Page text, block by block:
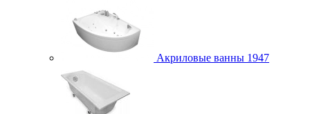
Акриловые ванны 1947